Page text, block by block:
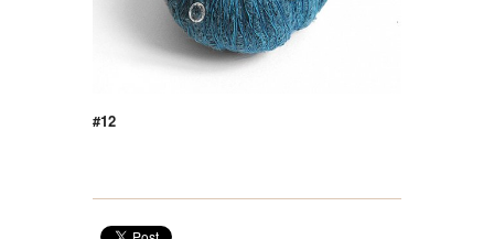
#12